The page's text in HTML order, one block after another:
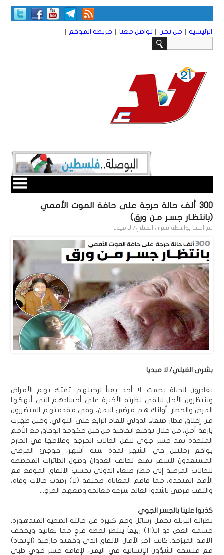
الرئيسية | من نحن | تواصل معنا | خريطة الموقع |
300 ألف حالة حرجة على حافة الموت الأممي
(بانتظـار جسـر مـن ورق)
تم النشر بواسطة بشرى الغيلي/ لا ميديا
بشرى الغيلي/ لا ميديا
يغادرون الحياة بصمت. لا أحد يعبأ لرحيلهم. تفتك بهم الأمراض
وينتظرون الأجل ليلقي نظرته الأخيرة على أجسادهم التي أنهكها
المرض والحصار. أولئك هم مرضى اليمن، وفي مقدمتهم المتضررون
من إغلاق مطار صنعاء الدولي للعامِ الرابع على التوالي. وحين ظهرت
بارقة أملٍ، من خلال توقيع اتفاقية من قبل حكومة الوفاق مع الأمم
المتحدة بمد جسر جوي لنقل الحالات الحرجة وعلاجها في الخارج
بواقع رحلتين في الشهر لمدة ستة أشهر، فوجئ المرضى
المستعدون للسفر بمنع تحالف العدوان وصول الطائرات المخصصة
للحالات المرضية إلى مطار صنعاء الدولي بحسب الاتفاق الموقع مع
الأمم المتحدة، مما فاقم المعاناة. صحيفة (لا) رصدت حالات وفاة،
والتقت مرضى ناشدوا العالم سرعة معالجة وضعهم الحرج...
كذبوا علينا بالجسرِ الجوي
نظراته البريئة تحمل رسائل وجع كبيرة عن حالته الصحية المتدهورة.
جسمه الغض ذو الـ(11) ربيعاً ينتظر لحظة فرجٍ مما يعانيه ويخفف
آلامه المبرّحة. كانت آخر الآمال الاتفاق الذي وقعته خارجية (الإنقاذ)
مع منسقة الشؤون الإنسانية في اليمن، لإقامة جسر جوي طبي